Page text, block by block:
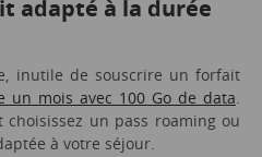
adapté à la durée
inutile de souscrire un forfait
un mois avec 100 Go de data.
un pass roaming ou
à votre séjour.